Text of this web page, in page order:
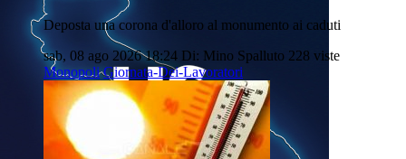
Deposta una corona d'alloro al monumento ai caduti
sab, 08 ago 2026 18:24 Di: Mino Spalluto 228 viste
Monopoli Giornata-Dei-Lavoratori